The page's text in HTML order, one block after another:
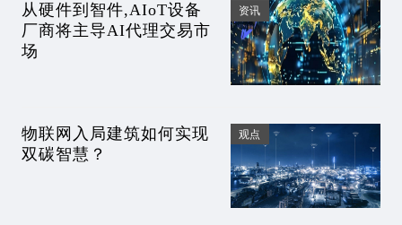
从硬件到智件,AIoT设备
厂商将主导AI代理交易市
场
资讯
物联网入局建筑如何实现
双碳智慧？
观点